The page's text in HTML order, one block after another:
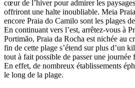
cœur de l’hiver pour admirer les
offriront une halte inoubliable. Meia
encore Praia do Camilo sont les plages
En continuant vers l’est, arrêtez-vous à
Portimão, Praia da Rocha est nichée au
fin de cette plage s’étend sur plus d’un
tout à fait possible de passer une journée
En effet, de nombreux établissements
le long de la plage.